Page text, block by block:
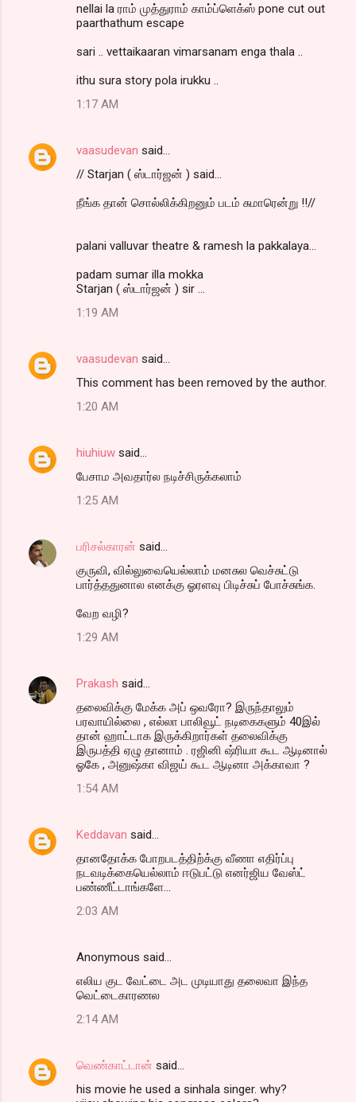
nellai la ராம் முத்துராம் காம்ப்ளெக்ஸ் pone cut out
paarthathum escape
sari .. vettaikaaran vimarsanam enga thala ..
ithu sura story pola irukku ..
1:17 AM
vaasudevan said…
// Starjan ( ஸ்டார்ஜன் ) said...
நீங்க தான் சொல்லிக்கிறனும் படம் சுமாரென்று !!//
palani valluvar theatre & ramesh la pakkalaya...
padam sumar illa mokka
Starjan ( ஸ்டார்ஜன் ) sir ...
1:19 AM
vaasudevan said…
This comment has been removed by the author.
1:20 AM
hiuhiuw said…
பேசாம அவதார்ல நடிச்சிருக்கலாம்
1:25 AM
பரிசல்காரன் said…
குருவி, வில்லுவையெல்லாம் மனசுல வெச்சுட்டு
பார்த்ததுனால எனக்கு ஓரளவு பிடிச்சுப் போச்சுங்க.
வேற வழி?
1:29 AM
Prakash said…
தலைவிக்கு மேக்க அப் ஒவரோ? இருந்தாலும்
பரவாயில்லை , எல்லா பாலிவூட் நடிகைகளும் 40இல்
தான் ஹாட்டாக இருக்கிறார்கள் தலைவிக்கு
இருபத்தி ஏழு தானாம் . ரஜினி ஷ்ரியா கூட ஆடினால்
ஓகே , அனுஷ்கா விஜய் கூட ஆடினா அக்காவா ?
1:54 AM
Keddavan said…
தானதோக்க போறபடத்திற்க்கு வீணா எதிர்ப்பு
நடவடிக்கையெல்லாம் ஈடுபட்டு எனர்ஜிய வேஸ்ட்
பண்ணீட்டாங்களே...
2:03 AM
Anonymous said…
எலிய குட வேட்டை அட முடியாது தலைவா இந்த
வெட்டைகாரணல
2:14 AM
வெண்காட்டான் said…
his movie he used a sinhala singer. why?